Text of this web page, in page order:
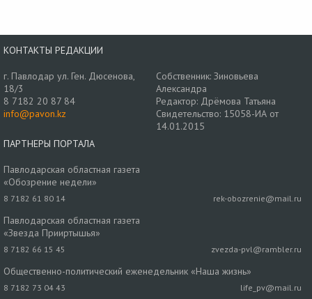
КОНТАКТЫ РЕДАКЦИИ
г. Павлодар ул. Ген. Дюсенова,
18/3
8 7182 20 87 84
info@pavon.kz
Собственник: Зиновьева
Александра
Редактор: Дрёмова Татьяна
Свидетельство: 15058-ИА от
14.01.2015
ПАРТНЕРЫ ПОРТАЛА
Павлодарская областная газета
«Обозрение недели»
8 7182 61 80 14 rek-obozrenie@mail.ru
Павлодарская областная газета
«Звезда Прииртышья»
8 7182 66 15 45 zvezda-pvl@rambler.ru
Общественно-политический еженедельник «Наша жизнь»
8 7182 73 04 43 life_pv@mail.ru